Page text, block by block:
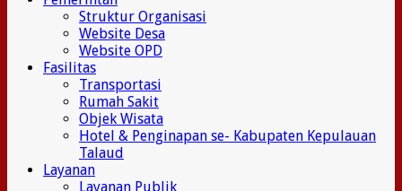
Struktur Organisasi
Website Desa
Website OPD
Fasilitas
Transportasi
Rumah Sakit
Objek Wisata
Hotel & Penginapan se- Kabupaten Kepulauan
Talaud
Layanan
Layanan Publik